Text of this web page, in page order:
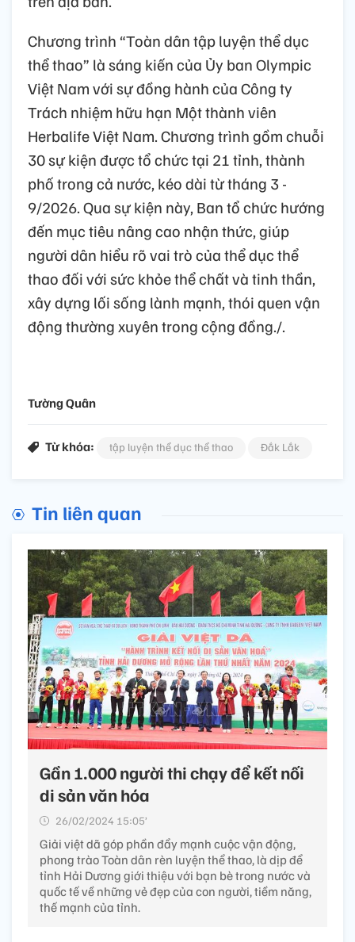
Chương trình “Toàn dân tập luyện thể dục
thể thao” là sáng kiến của Ủy ban Olympic
Việt Nam với sự đồng hành của Công ty
Trách nhiệm hữu hạn Một thành viên
Herbalife Việt Nam. Chương trình gồm chuỗi
30 sự kiện được tổ chức tại 21 tỉnh, thành
phố trong cả nước, kéo dài từ tháng 3 -
9/2026. Qua sự kiện này, Ban tổ chức hướng
đến mục tiêu nâng cao nhận thức, giúp
người dân hiểu rõ vai trò của thể dục thể
thao đối với sức khỏe thể chất và tinh thần,
xây dựng lối sống lành mạnh, thói quen vận
động thường xuyên trong cộng đồng./.
Tường Quân
Từ khóa: tập luyện thể dục thể thao Đắk Lắk
Tin liên quan
Gần 1.000 người thi chạy để kết nối
di sản văn hóa
26/02/2024 15:05’
Giải việt dã góp phần đẩy mạnh cuộc vận động,
phong trào Toàn dân rèn luyện thể thao, là dịp để
tỉnh Hải Dương giới thiệu với bạn bè trong nước và
quốc tế về những vẻ đẹp của con người, tiềm năng,
thế mạnh của tỉnh.